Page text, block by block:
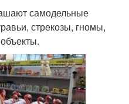
самодельные
стрекозы, гномы,